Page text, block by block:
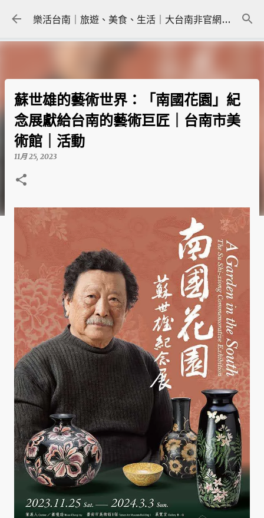
跳到主要內容 樂活台南｜旅遊、美食、生活｜大台南非官網｜tainanlohas.cc
蘇世雄的藝術世界：「南國花園」紀
念展獻給台南的藝術巨匠｜台南市美
術館｜活動
11月 25, 2023